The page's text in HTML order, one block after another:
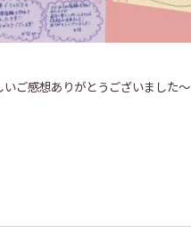
ご感想ありがとうございました～